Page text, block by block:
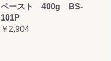
ペースト 400g BS-
101P
￥2,904